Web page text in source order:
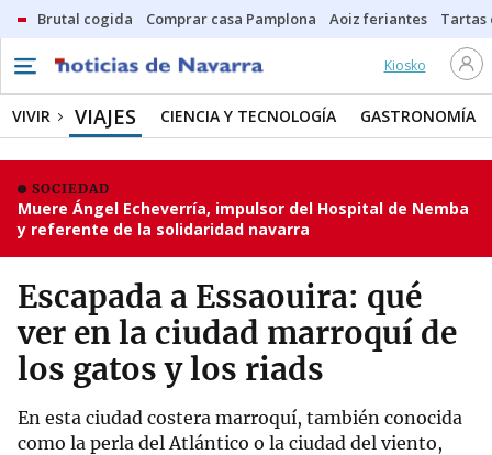
Brutal cogida Comprar casa Pamplona Aoiz feriantes Tartas
Kiosko
VIVIR VIAJES CIENCIA Y TECNOLOGÍA GASTRONOMÍA
SOCIEDAD
Muere Ángel Echeverría, impulsor del Hospital de Nemba
y referente de la solidaridad navarra
Escapada a Essaouira: qué
ver en la ciudad marroquí de
los gatos y los riads
En esta ciudad costera marroquí, también conocida
como la perla del Atlántico o la ciudad del viento,